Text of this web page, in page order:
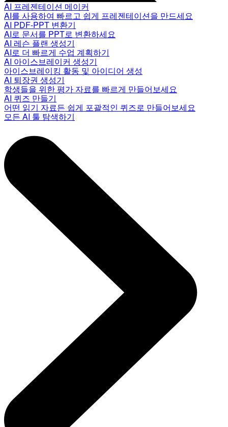
AI 프레젠테이션 메이커
AI를 사용하여 빠르고 쉽게 프레젠테이션을 만드세요
AI PDF-PPT 변환기
AI로 문서를 PPT로 변환하세요
AI 레슨 플랜 생성기
AI로 더 빠르게 수업 계획하기
AI 아이스브레이커 생성기
아이스브레이킹 활동 및 아이디어 생성
AI 퇴장권 생성기
학생들을 위한 평가 자료를 빠르게 만들어보세요
AI 퀴즈 만들기
어떤 읽기 자료든 쉽게 포괄적인 퀴즈로 만들어보세요
모든 AI 툴 탐색하기